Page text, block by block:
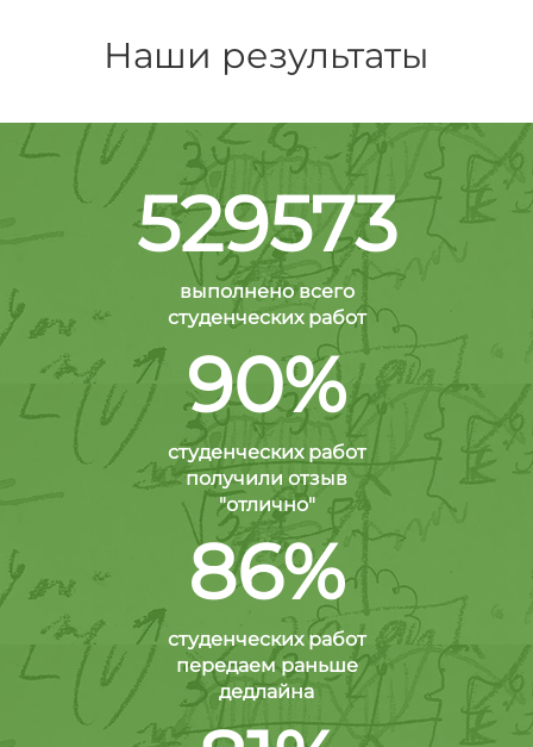
Наши результаты
529573
выполнено всего
студенческих работ
90%
студенческих работ
получили отзыв
"отлично"
86%
студенческих работ
передаем раньше
дедлайна